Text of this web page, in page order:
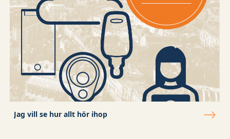
Jag vill se hur allt hör ihop